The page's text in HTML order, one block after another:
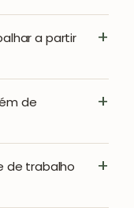
a partir
de
de trabalho